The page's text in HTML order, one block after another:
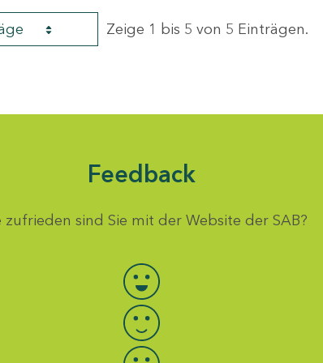
Zeige 1 bis 5 von 5 Einträgen.
Feedback
zufrieden sind Sie mit der Website der SAB?
Bewertung auswählen